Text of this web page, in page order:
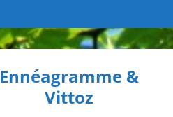
Ennéagramme &
Vittoz